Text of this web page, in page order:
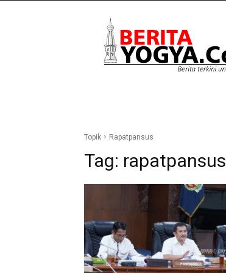
Yogya
Topik Rapatpansus
Tag: rapatpansus